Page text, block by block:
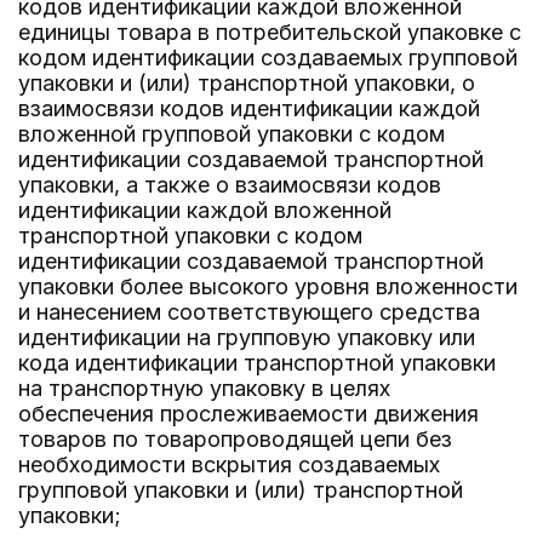
кодов идентификации каждой вложенной
единицы товара в потребительской упаковке с
кодом идентификации создаваемых групповой
упаковки и (или) транспортной упаковки, о
взаимосвязи кодов идентификации каждой
вложенной групповой упаковки с кодом
идентификации создаваемой транспортной
упаковки, а также о взаимосвязи кодов
идентификации каждой вложенной
транспортной упаковки с кодом
идентификации создаваемой транспортной
упаковки более высокого уровня вложенности
и нанесением соответствующего средства
идентификации на групповую упаковку или
кода идентификации транспортной упаковки
на транспортную упаковку в целях
обеспечения прослеживаемости движения
товаров по товаропроводящей цепи без
необходимости вскрытия создаваемых
групповой упаковки и (или) транспортной
упаковки;